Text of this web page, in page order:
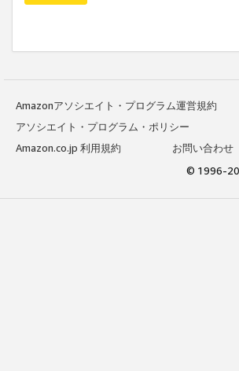
Amazonアソシエイト・プログラム運営規約
アソシエイト・プログラム・ポリシー
Amazon.co.jp 利用規約
お問い合わせ
© 1996-